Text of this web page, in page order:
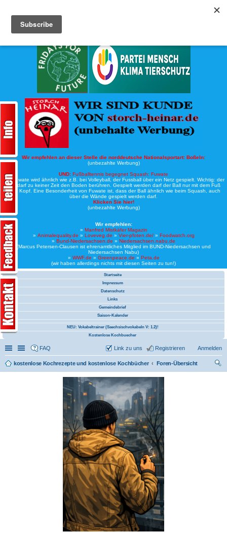
Wir empfehlen an dieser Stelle die norddeutsche Nationalsportart: Boßeln:
(unbezahlte Werbung)
UND: Fußballtennis begegnet Squash: Fuwate
Bei Fuwate wird ähnlich wie z.B. bei Volleyball, der Fussball über ein Netz gespielt. Wichtig: der
Ball darf zu keiner Zeit den Boden berühren. Gespielt werden darf der Ball nur mit dem Fuß
oder Kopf. Eine Besonderheit von Fuwate ist, dass der Ball ähnlich wie beim Squash, auch
über die Wände gespielt werden darf.
Klicken Sie hier!
(unbezahlte Werbung)
Wir empfehlen:
» Manfred Mistkäfer Magazin
» Animalequality.de » Loveveg.de » Vier-pfoten.de/» Foodwatch.org
» Bund-Niedersachsen.de » Niedersachsen.nabu.de
(Marcus Petersen-Clausen ist ehrenamtliches Mitglied im BUND-Niedersachsen und
Niedersachsen Nabu)
» WWF.de » Greenpeace.de » Peta.de
(wir haben allerdings nichts mit diesen Seiten zu tun!)
Startseite
Impressum
Datenschutz
Links
Gemeindebrief
Saison-Kalender
NEU: Vokabeltrainer (Saechsischvokabeln V: 1.2)!
Kostenlose Kochbuecher
Schnellzugriff
Linkliste
FAQ Anmelden
Registrieren
Link zu uns
kostenlose Kochrezepte und kostenlose Kochbücher
Foren-Übersicht